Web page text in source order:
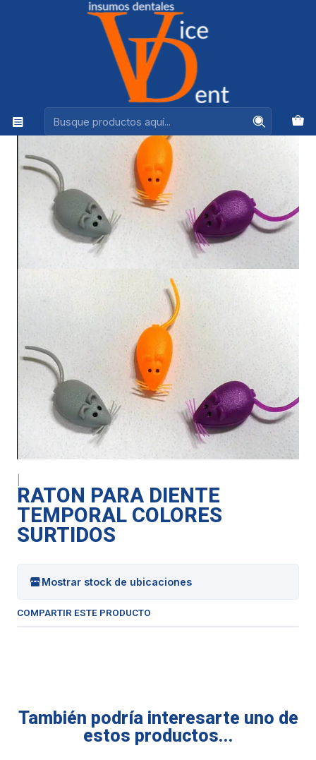
Ventas +56944575313
DESECHABLES
RATON PARA DIENTE TEMPORAL COLORES SURTIDOS
RATON PARA DIENTE
TEMPORAL COLORES
SURTIDOS
Mostrar stock de ubicaciones
COMPARTIR ESTE PRODUCTO
También podría interesarte uno de
estos productos...